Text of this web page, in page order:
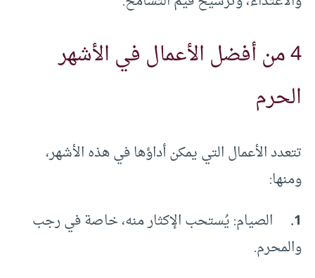
4 من أفضل الأعمال في الأشهر
الحرم
تتعدد الأعمال التي يمكن أداؤها في هذه الأشهر،
ومنها:
1.
الصيام: يُستحب الإكثار منه، خاصة في رجب
والمحرم.